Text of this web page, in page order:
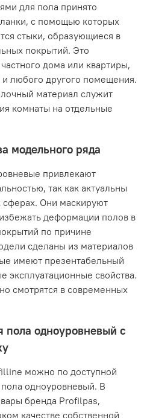
для пола принято
с помощью которых
стыки, образующиеся в
покрытий. Это
дома или квартиры,
и любого другого помещения.
материал служит
комнаты на отдельные
модельного ряда
привлекают
так как актуальны
Они маскируют
деформации полов в
по причине
сделаны из материалов
имеют презентабельный
эксплуатационные свойства.
смотрятся в современных
пола одноуровневый с
можно по доступной
одноуровневый. В
бренда Profilpas,
качестве собственной